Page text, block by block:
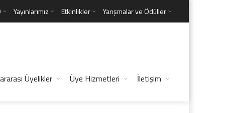
Yayınlarımız Etkinlikler Yarışmalar ve Ödüller
Üyelikler Üye Hizmetleri İletişim